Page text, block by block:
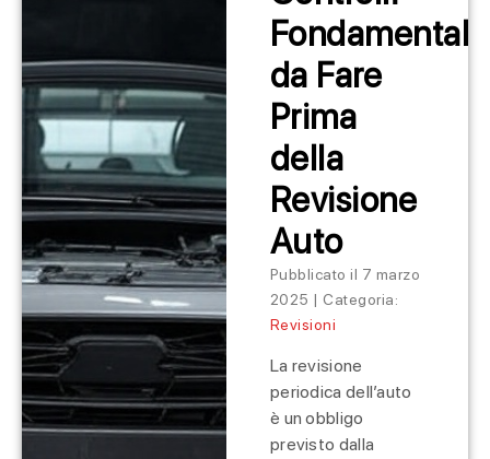
Fondamentali
da Fare
Prima
della
Revisione
Auto
Pubblicato il 7 marzo
2025 | Categoria:
Revisioni
La revisione
periodica dell’auto
è un obbligo
previsto dalla